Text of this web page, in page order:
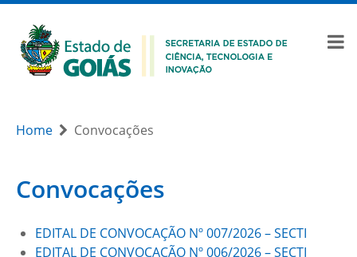
Home Convocações
Convocações
EDITAL DE CONVOCAÇÃO Nº 007/2026 – SECTI
EDITAL DE CONVOCAÇÃO Nº 006/2026 – SECTI